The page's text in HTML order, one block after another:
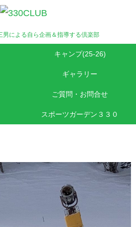
男による自ら企画＆指導する倶楽部
キャンプ(25-26)
ギャラリー
ご質問・お問合せ
スポーツガーデン３３０